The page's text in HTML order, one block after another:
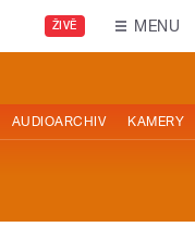
ŽIVĚ MENU
AUDIOARCHIV KAMERY